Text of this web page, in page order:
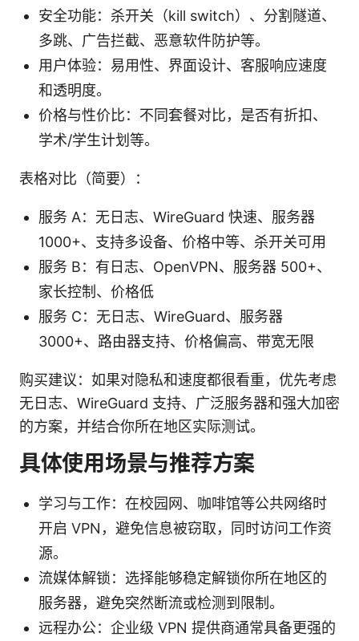
安全功能：杀开关（kill switch）、分割隧道、
多跳、广告拦截、恶意软件防护等。
用户体验：易用性、界面设计、客服响应速度
和透明度。
价格与性价比：不同套餐对比，是否有折扣、
学术/学生计划等。
表格对比（简要）：
服务 A：无日志、WireGuard 快速、服务器
1000+、支持多设备、价格中等、杀开关可用
服务 B：有日志、OpenVPN、服务器 500+、
家长控制、价格低
服务 C：无日志、WireGuard、服务器
3000+、路由器支持、价格偏高、带宽无限
购买建议：如果对隐私和速度都很看重，优先考虑
无日志、WireGuard 支持、广泛服务器和强大加密
的方案，并结合你所在地区实际测试。
具体使用场景与推荐方案
学习与工作：在校园网、咖啡馆等公共网络时
开启 VPN，避免信息被窃取，同时访问工作资
源。
流媒体解锁：选择能够稳定解锁你所在地区的
服务器，避免突然断流或检测到限制。
远程办公：企业级 VPN 提供商通常具备更强的